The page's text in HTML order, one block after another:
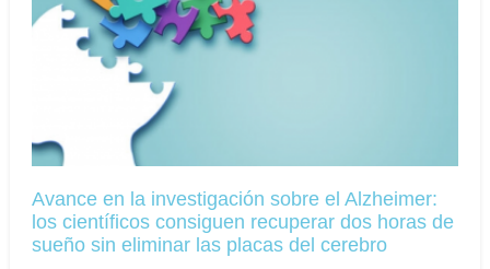
Avance en la investigación sobre el Alzheimer:
los científicos consiguen recuperar dos horas de
sueño sin eliminar las placas del cerebro